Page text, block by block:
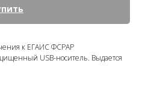
к ЕГАИС ФСРАР
USB-носитель. Выдается